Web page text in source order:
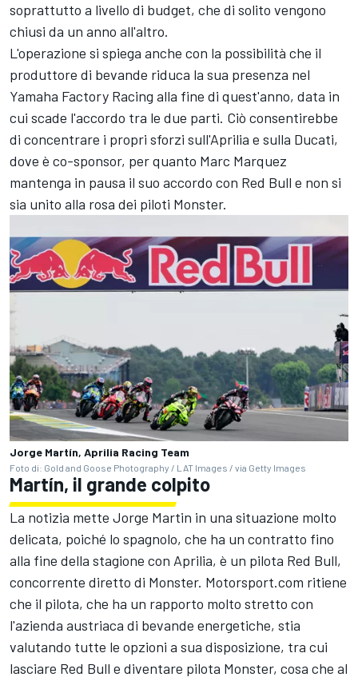
soprattutto a livello di budget, che di solito vengono
chiusi da un anno all'altro.
L'operazione si spiega anche con la possibilità che il
produttore di bevande riduca la sua presenza nel
Yamaha Factory Racing alla fine di quest'anno, data in
cui scade l'accordo tra le due parti. Ciò consentirebbe
di concentrare i propri sforzi sull'Aprilia e sulla Ducati,
dove è co-sponsor, per quanto Marc Marquez
mantenga in pausa il suo accordo con Red Bull e non si
sia unito alla rosa dei piloti Monster.
Jorge Martín, Aprilia Racing Team
Foto di: Gold and Goose Photography / LAT Images / via Getty Images
Martín, il grande colpito
La notizia mette Jorge Martin in una situazione molto
delicata, poiché lo spagnolo, che ha un contratto fino
alla fine della stagione con Aprilia, è un pilota Red Bull,
concorrente diretto di Monster. Motorsport.com ritiene
che il pilota, che ha un rapporto molto stretto con
l'azienda austriaca di bevande energetiche, stia
valutando tutte le opzioni a sua disposizione, tra cui
lasciare Red Bull e diventare pilota Monster, cosa che al